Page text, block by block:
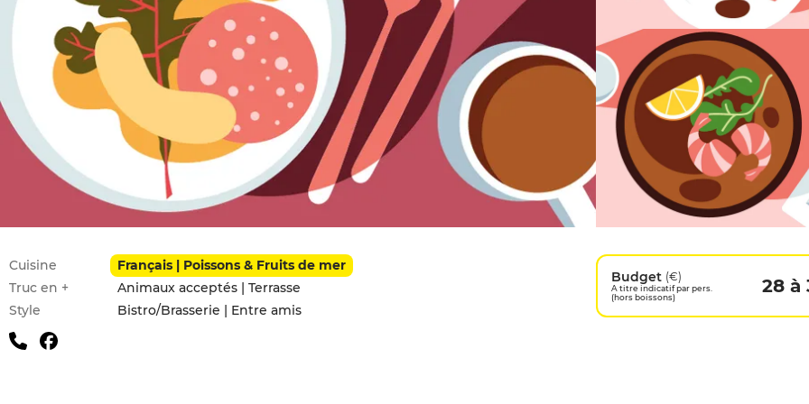
Infos pratiques
Cuisine
Français | Poissons & Fruits de mer
Truc en +
Animaux acceptés | Terrasse
Style
Bistro/Brasserie | Entre amis
Budget (€)
A titre indicatif par pers.
(hors boissons)
28 à